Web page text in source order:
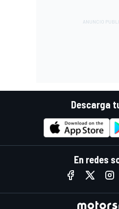
Descarga
En redes